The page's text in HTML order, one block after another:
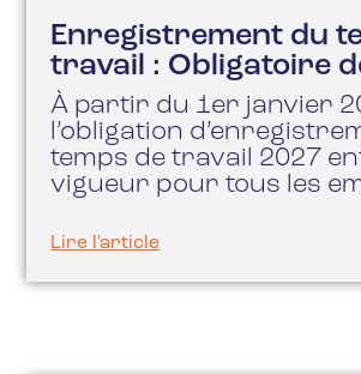
Enregistrement du
travail : Obligatoire
À partir du 1er janvier
l’obligation
temps de travail 2027
vigueur pour tous les
Lire l'article